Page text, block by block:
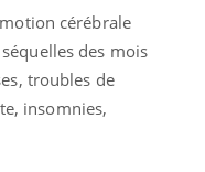
cérébrale
des mois
troubles de
insomnies,